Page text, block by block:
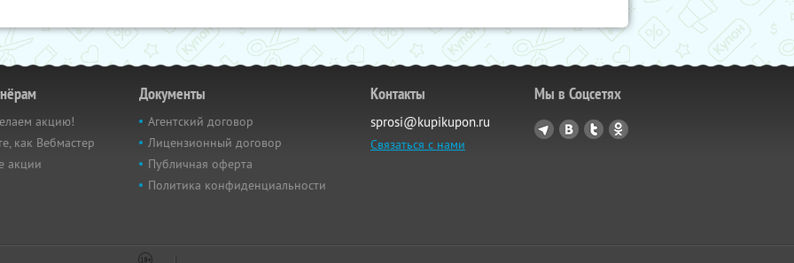
акцию!
как Вебмастер
акции
Документы
Агентский договор
Лицензионный договор
Публичная оферта
Политика конфиденциальности
Контакты
sprosi@kupikupon.ru
Связаться с нами
Мы в Соцсетях